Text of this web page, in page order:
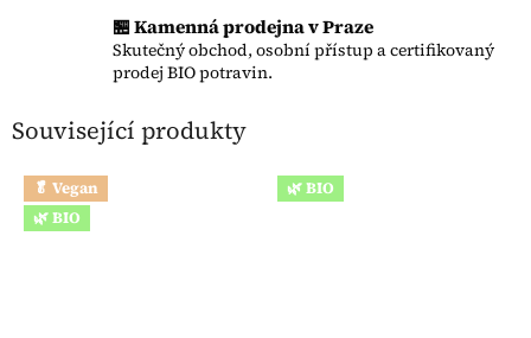
🏪 Kamenná prodejna v Praze
Skutečný obchod, osobní přístup a certifikovaný
prodej BIO potravin.
Související produkty
🥬 Vegan
🌿 BIO
🌿 BIO